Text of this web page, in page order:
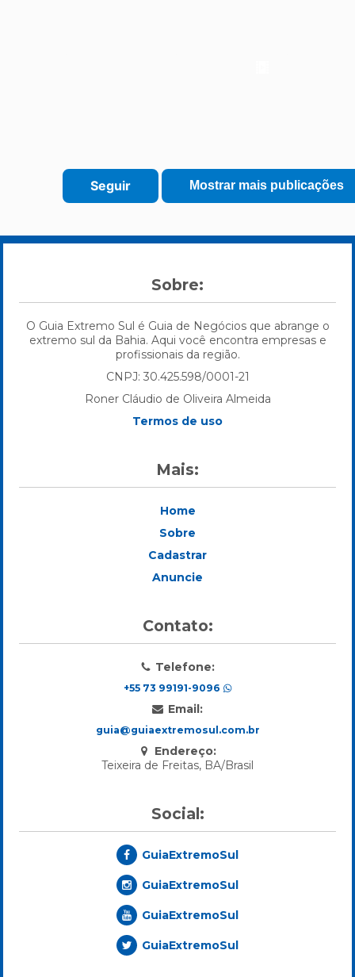
Sobre:
O Guia Extremo Sul é Guia de Negócios que abrange o
extremo sul da Bahia. Aqui você encontra empresas e
profissionais da região.
CNPJ: 30.425.598/0001-21
Roner Cláudio de Oliveira Almeida
Termos de uso
Mais:
Home
Sobre
Cadastrar
Anuncie
Contato:
Telefone:
+55 73 99191-9096
Email:
guia@guiaextremosul.com.br
Endereço:
Teixeira de Freitas, BA/Brasil
Social:
GuiaExtremoSul
GuiaExtremoSul
GuiaExtremoSul
GuiaExtremoSul